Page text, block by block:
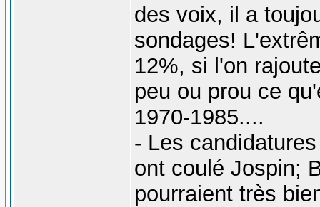
des voix, il a
sondages!
12%, si l'on
peu ou prou ce
1970-1985....
- Les
ont coulé Jospin;
pourraient très